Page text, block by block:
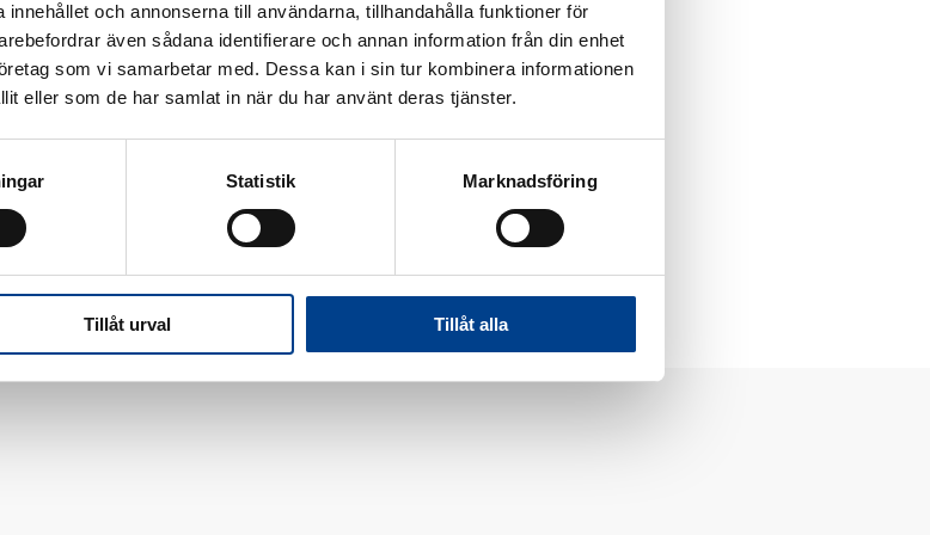
och annonserna till användarna, tillhandahålla funktioner för
även sådana identifierare och annan information från din enhet
som vi samarbetar med. Dessa kan i sin tur kombinera informationen
eller som de har samlat in när du har använt deras tjänster.
Statistik Marknadsföring
Tillåt urval Tillåt alla